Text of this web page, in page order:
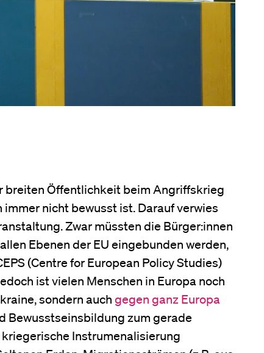
breiten Öffentlichkeit beim Angriffskrieg
nicht bewusst ist. Darauf verwies
Zwar müssten die Bürger:innen
Ebenen der EU eingebunden werden,
(Centre for European Policy Studies)
ist vielen Menschen in Europa noch
sondern auchgegen ganz Europa
Bewusstseinsbildung zum gerade
Instrumenalisierung